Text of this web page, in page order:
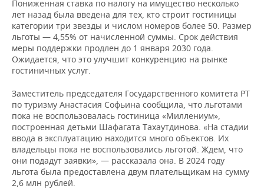
Пониженная ставка по налогу на имущество несколько
лет назад была введена для тех, кто строит гостиницы
категории три звезды и числом номеров более 50. Размер
льготы — 4,55% от начисленной суммы. Срок действия
меры поддержки продлен до 1 января 2030 года.
Ожидается, что это улучшит конкуренцию на рынке
гостиничных услуг.
Заместитель председателя Государственного комитета РТ
по туризму Анастасия Софьина сообщила, что льготами
пока не воспользовалась гостиница «Миллениум»,
построенная детьми Шафагата Тахаутдинова. «На стадии
ввода в эксплуатацию находится много объектов. Их
владельцы пока не воспользовались льготой. Ждем, что
они подадут заявки», — рассказала она. В 2024 году
льгота была предоставлена двум плательщикам на сумму
2,6 млн рублей.